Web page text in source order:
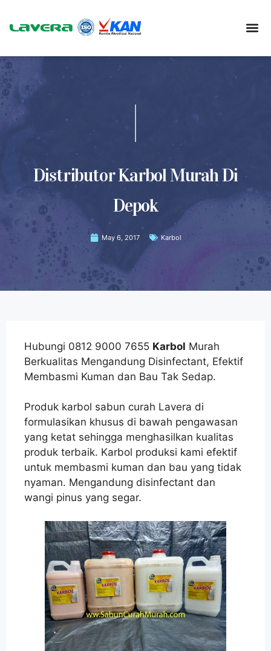
Distributor Karbol Murah Di
Depok
May 6, 2017 Karbol
Hubungi 0812 9000 7655 Karbol Murah
Berkualitas Mengandung Disinfectant, Efektif
Membasmi Kuman dan Bau Tak Sedap.
Produk karbol sabun curah Lavera di
formulasikan khusus di bawah pengawasan
yang ketat sehingga menghasilkan kualitas
produk terbaik. Karbol produksi kami efektif
untuk membasmi kuman dan bau yang tidak
nyaman. Mengandung disinfectant dan
wangi pinus yang segar.